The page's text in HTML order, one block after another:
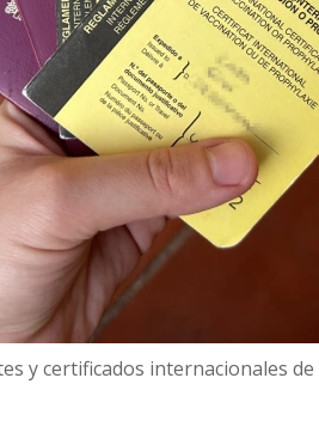
y certificados internacionales de